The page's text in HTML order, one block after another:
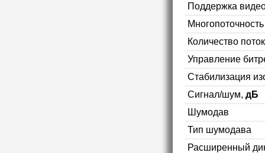
Поддержка
Многопоточность
Количество
Управление
Стабилизация
Сигнал/шум, дБ
Шумодав
Тип шумодава
Расширенный